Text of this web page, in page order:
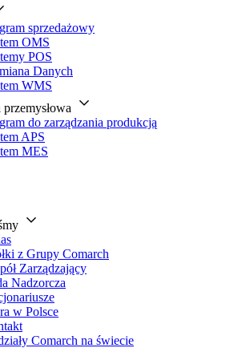
sprzedażowy
OMS
POS
Danych
WMS
do zarządzania produkcją
APS
MES
z Grupy Comarch
Zarządzający
Nadzorcza
w Polsce
Comarch na świecie